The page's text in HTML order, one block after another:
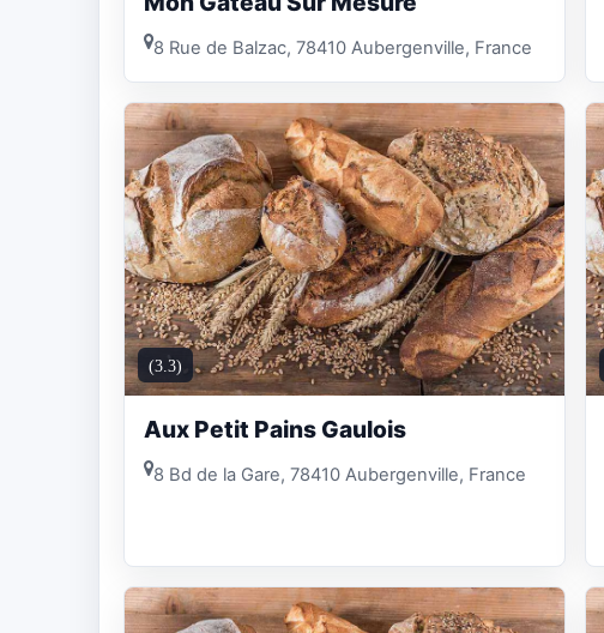
8 Rue de Balzac, 78410 Aubergenville, France
(3.3)
Aux Petit Pains Gaulois
8 Bd de la Gare, 78410 Aubergenville, France